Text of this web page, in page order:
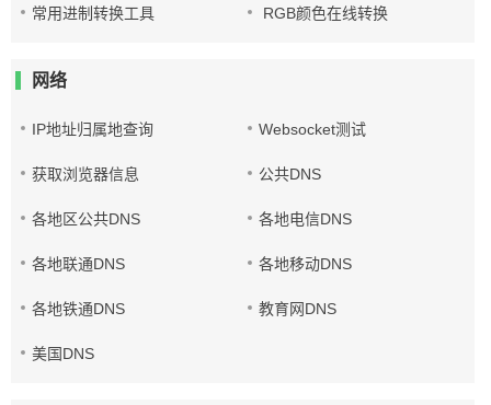
常用进制转换工具 RGB颜色在线转换
网络
IP地址归属地查询 Websocket测试
获取浏览器信息 公共DNS
各地区公共DNS 各地电信DNS
各地联通DNS 各地移动DNS
各地铁通DNS 教育网DNS
美国DNS